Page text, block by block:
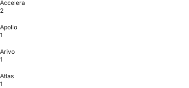
Accelera
2
Apollo
1
Arivo
1
Atlas
1